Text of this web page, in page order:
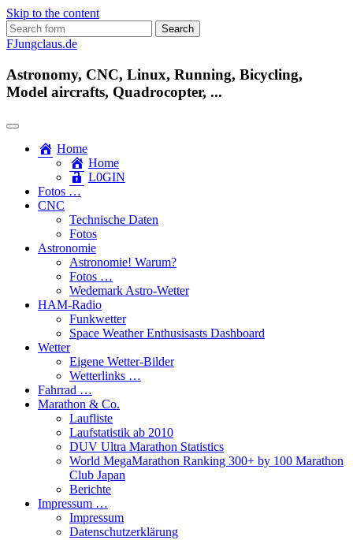
Skip to the content
Search
for:
FJungclaus.de
Astronomy, CNC, Linux, Running, Bicycling,
Model aircrafts, Quadrocopter, ...
Home
Home
L​0​​GIN
Fotos …
CNC
Technische Daten
Fotos
Astronomie
Astronomie! Warum?
Fotos …
Wedemark Astro-Wetter
HAM-Radio
Funkwetter
Space Weather Enthusisasts Dashboard
Wetter
Eigene Wetter-Bilder
Wetterlinks …
Fahrrad …
Marathon & Co.
Laufliste
Laufstatistik ab 2010
DUV Ultra Marathon Statistics
World MegaMarathon Ranking 300+ by 100 Marathon
Club Japan
Berichte
Impressum …
Impressum
Datenschutzerklärung